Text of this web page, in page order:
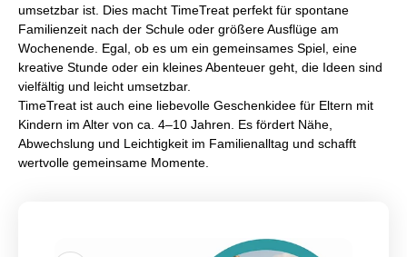
umsetzbar ist. Dies macht TimeTreat perfekt für spontane
Familienzeit nach der Schule oder größere Ausflüge am
Wochenende. Egal, ob es um ein gemeinsames Spiel, eine
kreative Stunde oder ein kleines Abenteuer geht, die Ideen sind
vielfältig und leicht umsetzbar.
TimeTreat ist auch eine liebevolle Geschenkidee für Eltern mit
Kindern im Alter von ca. 4–10 Jahren. Es fördert Nähe,
Abwechslung und Leichtigkeit im Familienalltag und schafft
wertvolle gemeinsame Momente.